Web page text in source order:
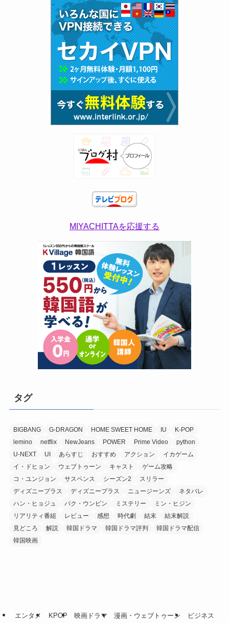
MIYACHITTAを応援する
タグ
BIGBANG G-DRAGON HOME SWEET HOME IU
K-POP
lemino
netflix NewJeans POWER Prime Video
python
U-NEXT
UI あらすじ おすすめ アクション
イカゲーム
イ・ドヒョン
ウェブトゥーン キャスト
ゲーム攻略
コ・ユンジョン
サスペンス シーズン2
スリラー
ディズニープラス
ディズニープラス ニュージーンズ
ネタバレ
ハン・ヒョジュ
パク・ウンビン ミステリー
ミン・ヒジン
リアリティ番組
レビュー 感想 時代劇 結末
結末解説
見どころ
解説 韓国ドラマ 韓国ドラマ評判
韓国ドラマ配信
韓国映画
エンタメ KPOP 映画ドラマ 漫画・ウェブトゥーン ビジネス